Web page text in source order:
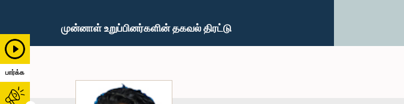
பார்க்க
முன்னாள் உறுப்பினர்களின் தகவல் திரட்டு